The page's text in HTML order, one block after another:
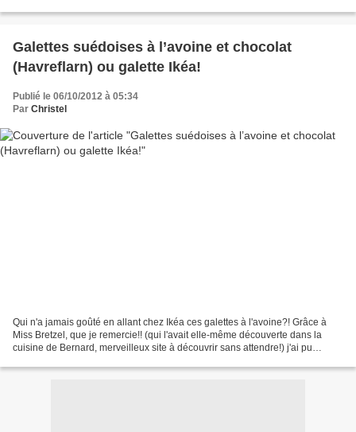
Galettes suédoises à l’avoine et chocolat
(Havreflarn) ou galette Ikéa!
Publié le 06/10/2012 à 05:34
Par Christel
Qui n'a jamais goûté en allant chez Ikéa ces galettes à l'avoine?! Grâce à
Miss Bretzel, que je remercie!! (qui l'avait elle-même découverte dans la
cuisine de Bernard, merveilleux site à découvrir sans attendre!) j'ai pu